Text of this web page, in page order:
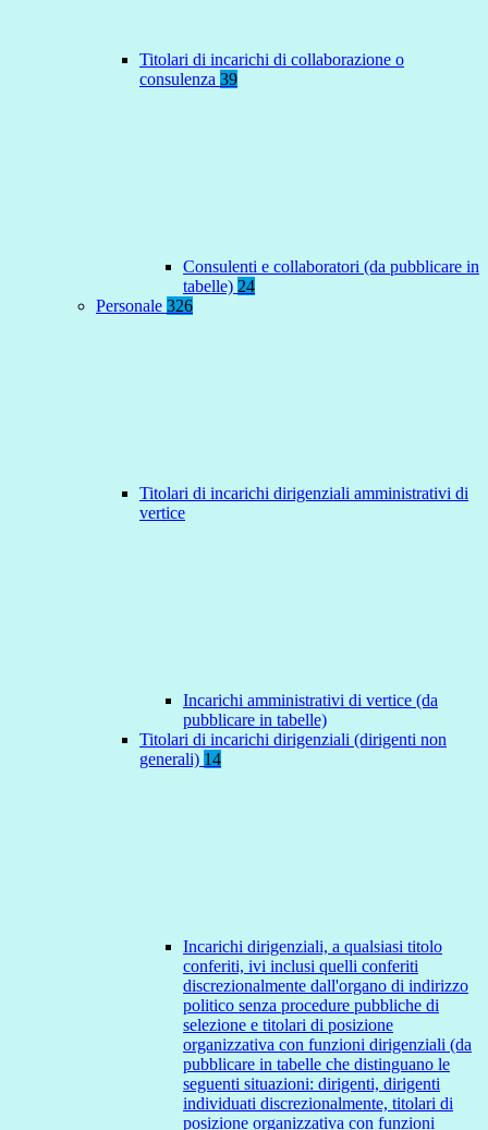
Titolari di incarichi di collaborazione o
consulenza 39
Consulenti e collaboratori (da pubblicare in
tabelle) 24
Personale 326
Titolari di incarichi dirigenziali amministrativi di
vertice
Incarichi amministrativi di vertice (da
pubblicare in tabelle)
Titolari di incarichi dirigenziali (dirigenti non
generali) 14
Incarichi dirigenziali, a qualsiasi titolo
conferiti, ivi inclusi quelli conferiti
discrezionalmente dall'organo di indirizzo
politico senza procedure pubbliche di
selezione e titolari di posizione
organizzativa con funzioni dirigenziali (da
pubblicare in tabelle che distinguano le
seguenti situazioni: dirigenti, dirigenti
individuati discrezionalmente, titolari di
posizione organizzativa con funzioni